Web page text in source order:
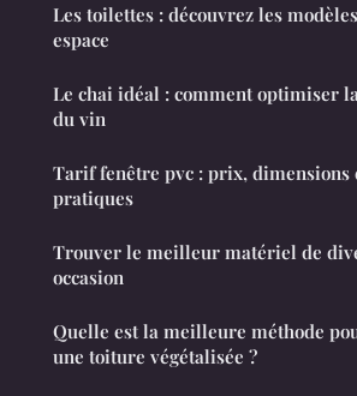
Les toilettes : découvrez les
espace
Le chai idéal : comment optimiser
du vin
Tarif fenêtre pvc : prix, dimensions
pratiques
Trouver le meilleur matériel de
occasion
Quelle est la meilleure méthode
une toiture végétalisée ?